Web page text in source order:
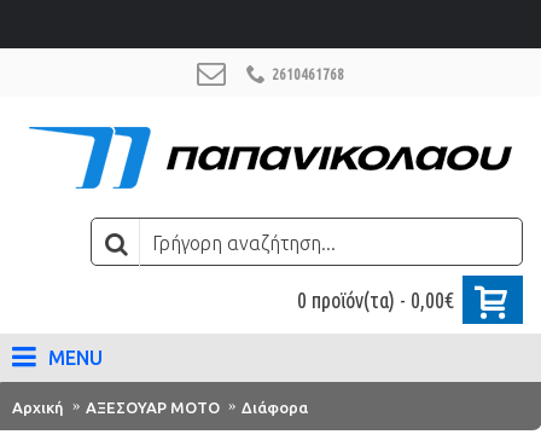
2610461768
0 προϊόν(τα) - 0,00€
MENU
Αρχική ΑΞΕΣΟΥΑΡ ΜΟΤΟ Διάφορα